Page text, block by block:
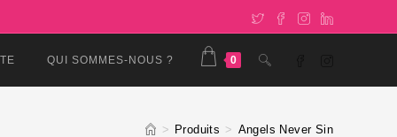
QUI SOMMES-NOUS ? 0 TOGGLE
> Produits > Angels Never Sin